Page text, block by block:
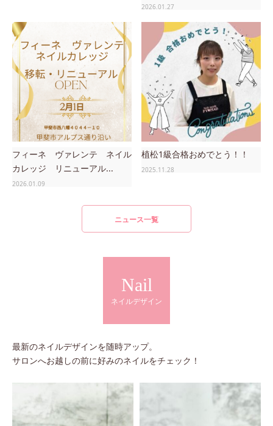
2026.01.27
フィーネ ヴァレンテ ネイル
カレッジ リニューアル...
2026.01.09
植松1級合格おめでとう！！
2025.11.28
ニュース一覧
Nail
ネイルデザイン
最新のネイルデザインを随時アップ。
サロンへお越しの前に好みのネイルをチェック！